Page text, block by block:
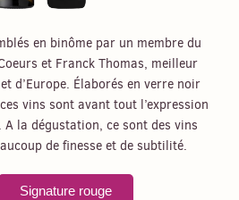
en binôme par un membre du
et Franck Thomas, meilleur
d’Europe. Élaborés en verre noir
vins sont avant tout l’expression
. A la dégustation, ce sont des vins
de finesse et de subtilité.
Signature rouge